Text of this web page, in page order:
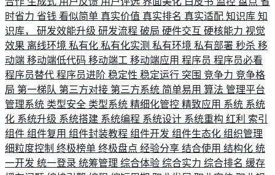
时省力 省钱 看似简单 真实价值 真实排名 真实适配 知识库 知
识库， 研发效能升级 研发流程 破局 硬件交互 硬核能力 视觉
效果 离线环境 私有化 私有化实测 私有环境 私有部署 秒杀 移
动端 移动端低代码 移动端工 移动端应用 程序员 程序员必看
程序员替代 程序员进阶 稳定性 稳定运行 突围 竞争力 竞争格
局 第一梯队 第三方对接 第三方系统 简单易用 算法 管理平台
管理系统 类型安全 类型系统 精细化管控 精致应用 系统 系统
化 系统升级 系统搭建 系统编程 系统设计 系统重构 红利 索引
组件 组件复用 组件封装教程 组件开发 组件生态化 组织管理
细粒度控制 终极榜单 终极盘点 经验分享 结合使用 结构化 统
一开发 统一登录 统筹管理 综合体验 综合实力 综合排名 缓存